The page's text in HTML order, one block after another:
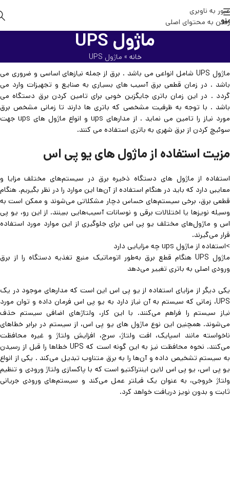
عبور به ناوبری
رفتن به محتوای اصلی
ماژول UPS
خانه » ماژول UPS
ماژول UPS شامل انواعی می باشد . برق از جمله نیازهای اساسی و ضروری می
باشد . در زمان قطعی برق آسیب های بسیاری به صنایع و تجهیزات وارد می
گردد . در این زمان باتری جایگزین خوبی برای تامین کردن برق دستگاه می
باشد . با توجه به ظرفیت مشخصی که باتری ها دارند تا زمانی مشخص برق
مورد نیاز را تامین می نماید . از مدارهای ups و انواع ماژول های ups جهت
سوئیچ کردن از برق شهری به باتری استفاده می کنند.
مزیت استفاده از ماژول های یو پی اس
استفاده از ماژول های دستگاه ذخیره برق در سیستم‌های مختلف مزایا و
معایبی دارد که باید در هنگام استفاده از آن‌ها این موارد را در نظر بگیریم. هنگام
قطعی برق، برخی سیستم‌های حساس دچار مشکلاتی می‌شوند و ممکن است به
وسیله نویزها یا اختلالات برقی و نوسانات آسیب‌هایی ببینند. از این رو، یو پی
اس و ماژول‌های مختلف یو پی اس برای جلوگیری از این موارد مورد استفاده
قرار می‌گیرند.
>استفاده از ماژول ups چه مزایایی دارد
ماژول UPS هنگام قطع برق به‌طور اتوماتیک منبع تغذیه دستگاه را از برق
ورودی اصلی به باتری تغییر می‌دهد
یکی دیگر از مزایای استفاده از یو پی اس این است که مدارهای موجود در یک
UPS، زمانی که سیستم به آن نیاز دارد به یو پی اس فرمان داده و توان مورد
نیاز سیستم را فراهم می‌کنند. با این کار، ولتاژهای اضافی سیستم حذف
می‌شوند. همچنین این نوع ماژول های یو پی اس، از سیستم در برابر خطاهای
ناخواسته مانند اسپایک، افت ولتاژ، سرج، افزایش ولتاژ و غیره محافظت
می‌کنند. نحوه محافظت نیز به این گونه است که UPS خطاها را قبل از رسیدن
به سیستم تشخیص داده و آن‌ها را به برق متناوب تبدیل می‌کند . یکی از انواع
یو پی اس، یو پی اس لاین اینتراکتیو است که با پاکسازی ولتاژ ورودی و تنظیم
ولتاژ خروجی، به عنوان یک فیلتر عمل می‌کند و سیستم‌های ورودی جریانی
ثابت و بدون نویز دریافت خواهد کرد.